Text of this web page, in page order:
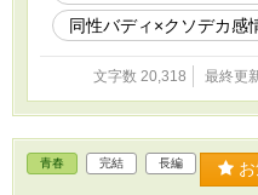
同性バディ×クソデカ感
文字数 20,318 最終更
青春 完結 長編